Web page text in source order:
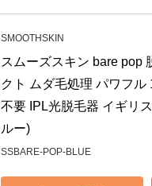
SMOOTHSKIN
スムーズスキン bare pop
クト ムダ毛処理 パワフ
不要 IPL光脱毛器 イギリ
ルー)
SSBARE-POP-BLUE